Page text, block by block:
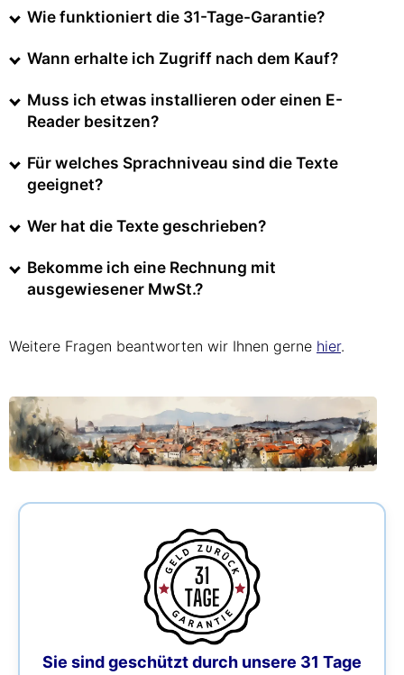
Wie funktioniert die 31-Tage-Garantie?
Wann erhalte ich Zugriff nach dem Kauf?
Muss ich etwas installieren oder einen E-
Reader besitzen?
Für welches Sprachniveau sind die Texte
geeignet?
Wer hat die Texte geschrieben?
Bekomme ich eine Rechnung mit
ausgewiesener MwSt.?
Weitere Fragen beantworten wir Ihnen gerne hier.
Sie sind geschützt durch unsere 31 Tage